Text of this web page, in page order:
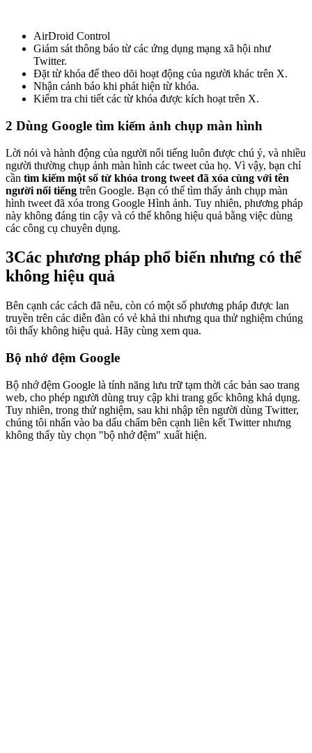
AirDroid Control
Giám sát thông báo từ các ứng dụng mạng xã hội như
Twitter.
Đặt từ khóa để theo dõi hoạt động của người khác trên X.
Nhận cảnh báo khi phát hiện từ khóa.
Kiểm tra chi tiết các từ khóa được kích hoạt trên X.
2 Dùng Google tìm kiếm ảnh chụp màn hình
Lời nói và hành động của người nổi tiếng luôn được chú ý, và nhiều
người thường chụp ảnh màn hình các tweet của họ. Vì vậy, bạn chỉ
cần tìm kiếm một số từ khóa trong tweet đã xóa cùng với tên
người nổi tiếng trên Google. Bạn có thể tìm thấy ảnh chụp màn
hình tweet đã xóa trong Google Hình ảnh. Tuy nhiên, phương pháp
này không đáng tin cậy và có thể không hiệu quả bằng việc dùng
các công cụ chuyên dụng.
3Các phương pháp phổ biến nhưng có thể
không hiệu quả
Bên cạnh các cách đã nêu, còn có một số phương pháp được lan
truyền trên các diễn đàn có vẻ khả thi nhưng qua thử nghiệm chúng
tôi thấy không hiệu quả. Hãy cùng xem qua.
Bộ nhớ đệm Google
Bộ nhớ đệm Google là tính năng lưu trữ tạm thời các bản sao trang
web, cho phép người dùng truy cập khi trang gốc không khả dụng.
Tuy nhiên, trong thử nghiệm, sau khi nhập tên người dùng Twitter,
chúng tôi nhấn vào ba dấu chấm bên cạnh liên kết Twitter nhưng
không thấy tùy chọn "bộ nhớ đệm" xuất hiện.